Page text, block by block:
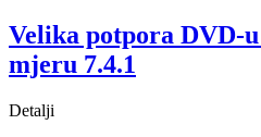
Velika potpora DVD-
mjeru 7.4.1
Detalji